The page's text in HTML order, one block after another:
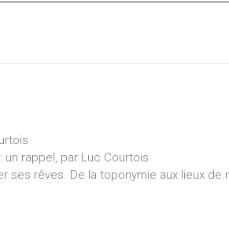
un rappel, par Luc Courtois
ses rêves. De la toponymie aux lieux de